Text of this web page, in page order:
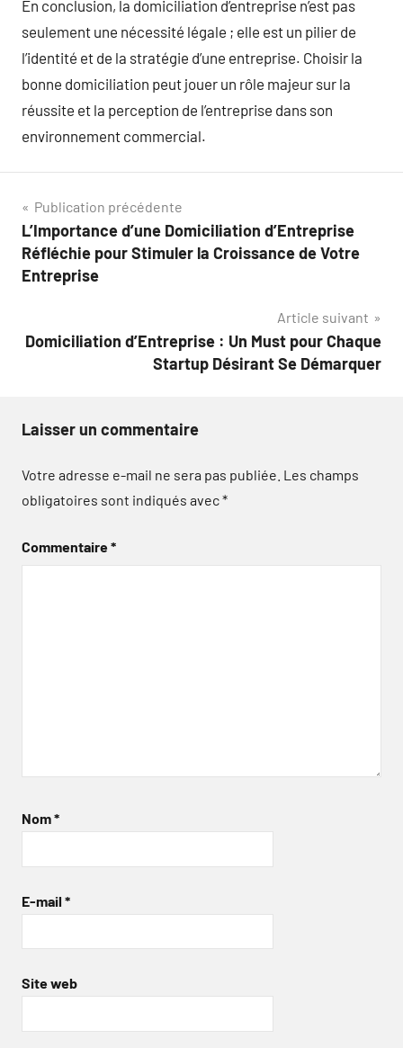
En conclusion, la domiciliation d’entreprise n’est pas
seulement une nécessité légale ; elle est un pilier de
l’identité et de la stratégie d’une entreprise. Choisir la
bonne domiciliation peut jouer un rôle majeur sur la
réussite et la perception de l’entreprise dans son
environnement commercial.
Navigation
de
l’article
Publication précédente
L’Importance d’une Domiciliation d’Entreprise
Réfléchie pour Stimuler la Croissance de Votre
Entreprise
Article suivant
Domiciliation d’Entreprise : Un Must pour Chaque
Startup Désirant Se Démarquer
Laisser un commentaire
Votre adresse e-mail ne sera pas publiée. Les champs
obligatoires sont indiqués avec*
Commentaire*
Nom*
E-mail *
Site web